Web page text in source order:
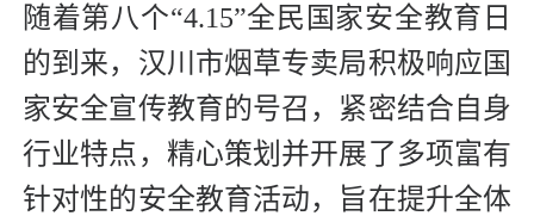
随着第八个“4.15”全民国家安全教育日
的到来，汉川市烟草专卖局积极响应国
家安全宣传教育的号召，紧密结合自身
行业特点，精心策划并开展了多项富有
针对性的安全教育活动，旨在提升全体